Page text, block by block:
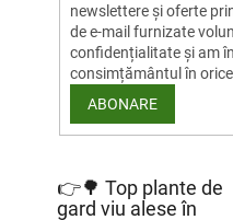
newslettere și oferte
de e-mail furnizate
confidențialitate și am
consimțământul în
ABONARE
👉🌳 Top plante de
gard viu alese în